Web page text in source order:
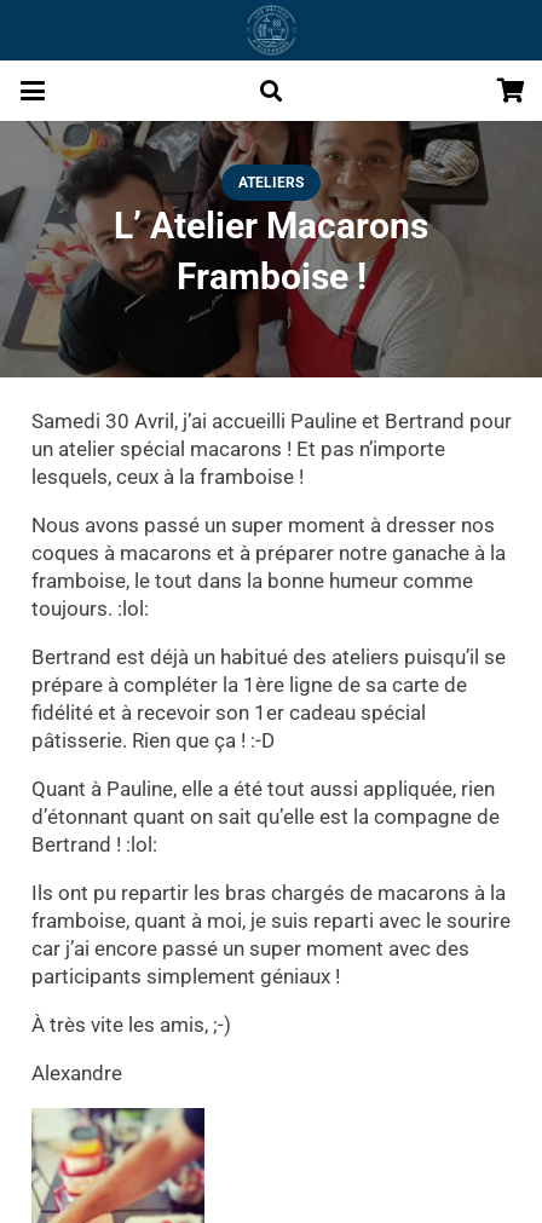
ATELIERS
L’ Atelier Macarons
Framboise !
Samedi 30 Avril, j’ai accueilli Pauline et Bertrand pour
un atelier spécial macarons ! Et pas n’importe
lesquels, ceux à la framboise !
Nous avons passé un super moment à dresser nos
coques à macarons et à préparer notre ganache à la
framboise, le tout dans la bonne humeur comme
toujours. :lol:
Bertrand est déjà un habitué des ateliers puisqu’il se
prépare à compléter la 1ère ligne de sa carte de
fidélité et à recevoir son 1er cadeau spécial
pâtisserie. Rien que ça ! :-D
Quant à Pauline, elle a été tout aussi appliquée, rien
d’étonnant quant on sait qu’elle est la compagne de
Bertrand ! :lol:
Ils ont pu repartir les bras chargés de macarons à la
framboise, quant à moi, je suis reparti avec le sourire
car j’ai encore passé un super moment avec des
participants simplement géniaux !
À très vite les amis, ;-)
Alexandre